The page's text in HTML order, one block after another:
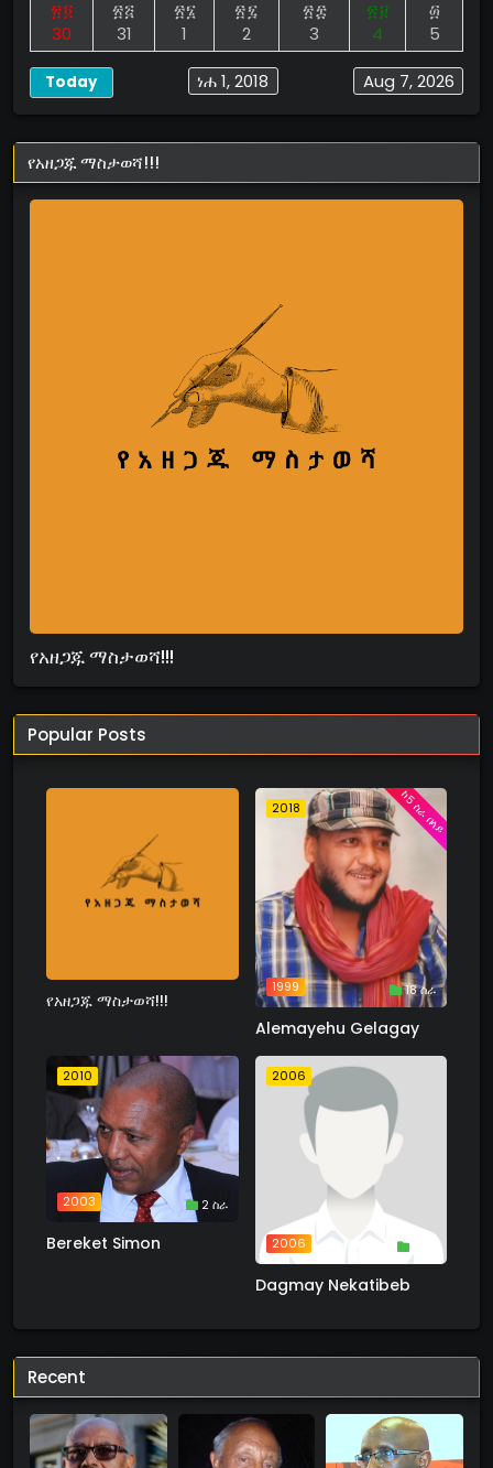
፳፬
30
፳፭
31
፳፮
1
፳፯
2
፳፰
3
፳፱
4
፴
5
Aug 7, 2026
ነሐ 1, 2018
Today
የአዘጋጁ ማስታወሻ!!!
የአዘጋጁ ማስታወሻ!!!
Popular Posts
የአዘጋጁ ማስታወሻ!!!
2018
1999 18 ስራ
ከ5 ስራ በላይ
Alemayehu Gelagay
2010
2003 2 ስራ
Bereket Simon
2006
2006
Dagmay Nekatibeb
Recent